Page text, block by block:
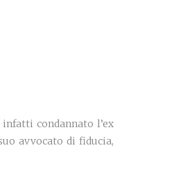
condannato l’ex
avvocato di fiducia,